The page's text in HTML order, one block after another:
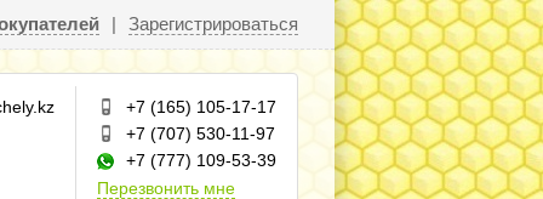
| Зарегистрироваться
+7 (165) 105-17-17
+7 (707) 530-11-97
+7 (777) 109-53-39
Перезвонить мне